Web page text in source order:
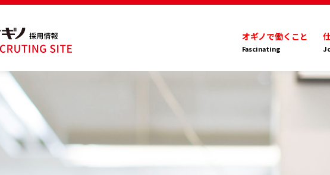
オギノで働くこと
Fascinating